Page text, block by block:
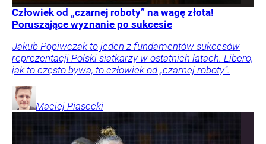
Człowiek od „czarnej roboty” na wagę złota!
Poruszające wyznanie po sukcesie
Jakub Popiwczak to jeden z fundamentów sukcesów
reprezentacji Polski siatkarzy w ostatnich latach. Libero,
jak to często bywa, to człowiek od „czarnej roboty”.
Maciej Piasecki